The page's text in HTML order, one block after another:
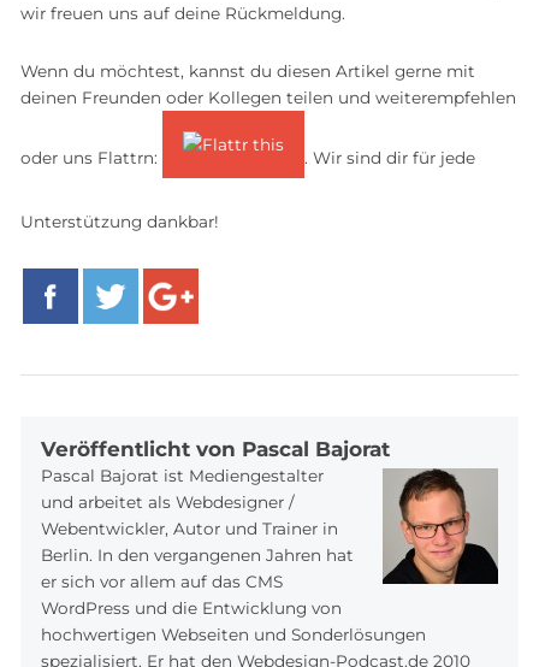
wir freuen uns auf deine Rückmeldung.
Wenn du möchtest, kannst du diesen Artikel gerne mit
deinen Freunden oder Kollegen teilen und weiterempfehlen
oder uns Flattrn: . Wir sind dir für jede
Unterstützung dankbar!
FacebookTwitterGoogle+
Veröffentlicht von Pascal Bajorat
Pascal Bajorat ist Mediengestalter
und arbeitet als Webdesigner /
Webentwickler, Autor und Trainer in
Berlin. In den vergangenen Jahren hat
er sich vor allem auf das CMS
WordPress und die Entwicklung von
hochwertigen Webseiten und Sonderlösungen
spezialisiert. Er hat den Webdesign-Podcast.de 2010